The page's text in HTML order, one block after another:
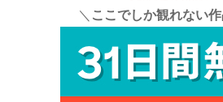
＼ ここでしか観れない